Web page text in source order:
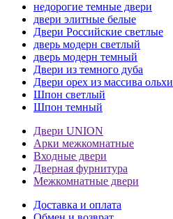
недорогие темные двери
двери элитные белые
Двери Российские светлые
дверь модерн светлый
дверь модерн темный
Двери из темного дуба
Двери орех из массива ольхи
Шпон светлый
Шпон темный
Двери UNION
Арки межкомнатные
Входные двери
Дверная фурнитура
Межкомнатные двери
Доставка и оплата